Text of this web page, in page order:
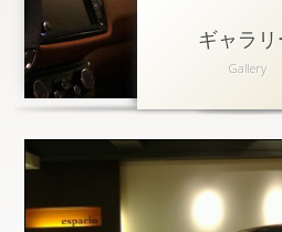
アクセス
会社概要
お問い合わせ 個
ギャラリ
Gallery